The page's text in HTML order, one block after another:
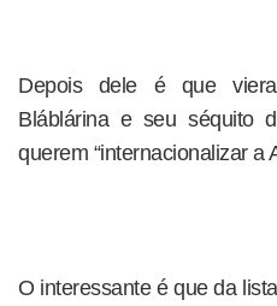
Depois dele é que
Bláblárina e seu séquito
querem “internacionalizar a
O interessante é que da